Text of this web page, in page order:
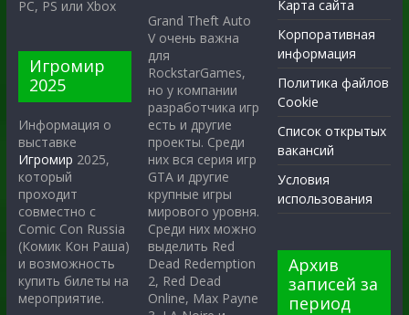
PC, PS или Xbox
Игромир
2025
Информация о
выставке
Игромир 2025,
который
проходит
совместно с
Comic Con Russia
(Комик Кон Раша)
и возможность
купить билеты на
мероприятие.
Grand Theft Auto
V очень важна
для
RockstarGames,
но у компании
разработчика игр
есть и другие
проекты. Среди
них вся серия игр
GTA и другие
крупные игры
мирового уровня.
Среди них можно
выделить Red
Dead Redemption
2, Red Dead
Online, Max Payne
Карта сайта
Корпоративная
информация
Политика файлов
Cookie
Список открытых
вакансий
Условия
использования
Архив
записей за
период